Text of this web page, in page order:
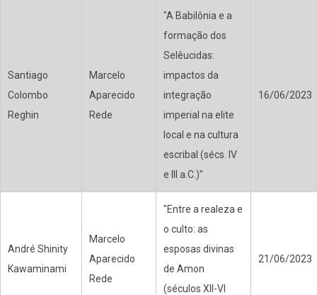
Santiago
Colombo
Reghin
Marcelo
Aparecido
Rede
"A Babilônia e a
formação dos
Selêucidas:
impactos da
integração
imperial na elite
local e na cultura
escribal (sécs. IV
e III a.C.)"
16/06/2023
André Shinity
Kawaminami
Marcelo
Aparecido
Rede
"Entre a realeza e
o culto: as
esposas divinas
de Amon
(séculos XII-VI
21/06/2023